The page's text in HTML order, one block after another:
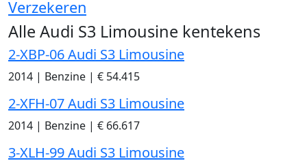
Verzekeren
Alle Audi S3 Limousine kentekens
2-XBP-06 Audi S3 Limousine
2014 | Benzine | € 54.415
2-XFH-07 Audi S3 Limousine
2014 | Benzine | € 66.617
3-XLH-99 Audi S3 Limousine